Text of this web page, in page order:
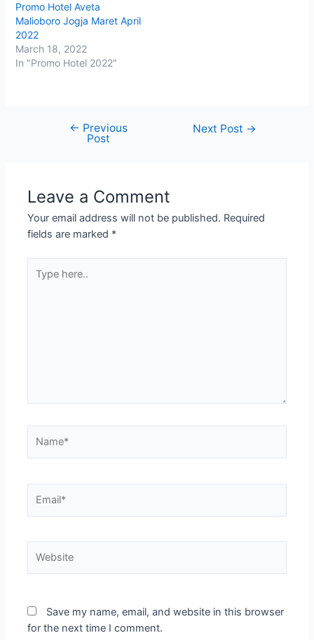
Promo Hotel Aveta
Malioboro Jogja Maret April
2022
March 18, 2022
In "Promo Hotel 2022"
navigation
← Previous
Post
Next Post →
Leave a Comment
Your email address will not be published. Required
fields are marked *
here..
Save my name, email, and website in this browser
for the next time I comment.